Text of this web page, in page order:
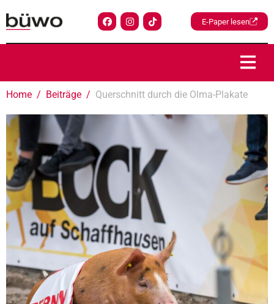
E-Paper lesen
Home Beiträge Querschnitt durch die Olma-Plakate